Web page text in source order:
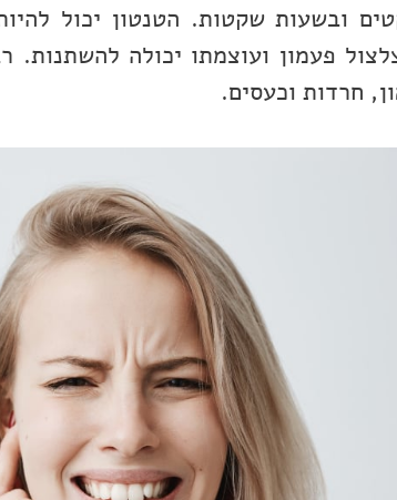
ובשעות שקטות. הטנטון יכול
פעמון ועוצמתו יכולה להשתנות.
חרדות וכעסים.